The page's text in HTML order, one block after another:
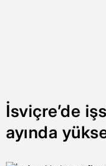
İsviçre’de
ayında